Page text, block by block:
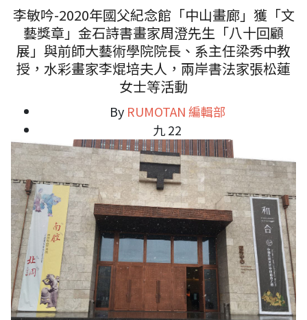
李敏吟-2020年國父紀念館「中山畫廊」獲「文
藝獎章」金石詩書畫家周澄先生「八十回顧
展」與前師大藝術學院院長、系主任梁秀中教
授，水彩畫家李焜培夫人，兩岸書法家張松蓮
女士等活動
By RUMOTAN 編輯部
九 22